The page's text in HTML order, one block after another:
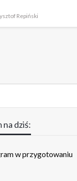
Repiński
na dziś:
w przygotowaniu